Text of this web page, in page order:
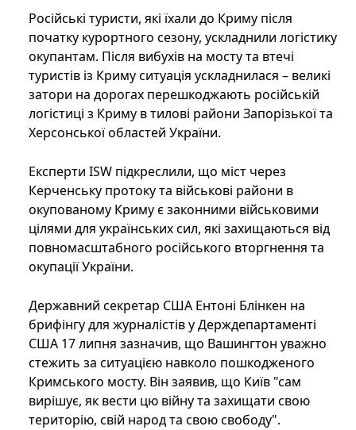
Російські туристи, які їхали до Криму після
початку курортного сезону, ускладнили логістику
окупантам. Після вибухів на мосту та втечі
туристів із Криму ситуація ускладнилася – великі
затори на дорогах перешкоджають російській
логістиці з Криму в тилові райони Запорізької та
Херсонської областей України.
Експерти ISW підкреслили, що міст через
Керченську протоку та військові райони в
окупованому Криму є законними військовими
цілями для українських сил, які захищаються від
повномасштабного російського вторгнення та
окупації України.
Державний секретар США Ентоні Блінкен на
брифінгу для журналістів у Держдепартаменті
США 17 липня зазначив, що Вашингтон уважно
стежить за ситуацією навколо пошкодженого
Кримського мосту. Він заявив, що Київ "сам
вирішує, як вести цю війну та захищати свою
територію, свій народ та свою свободу".